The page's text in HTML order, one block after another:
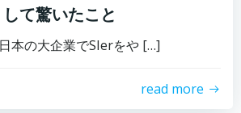
して驚いたこと
本の大企業でSIerをや […]
read more